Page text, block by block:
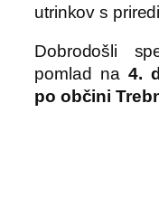
utrinkov s
Dobrodošli
pomlad na 4.
po občini